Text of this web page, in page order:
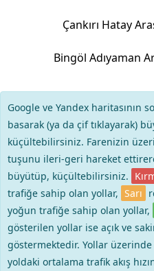
Çankırı Hatay
Bingöl Adıyaman
Google ve Yandex haritasının
basarak (ya da çif tıklayarak)
küçültebilirsiniz. Farenizin
tuşunu ileri-geri hareket
büyütüp, küçültebilirsiniz.
trafiğe sahip olan yollar, Sarı
yoğun trafiğe sahip olan yollar,
gösterilen yollar ise açık ve
göstermektedir. Yollar
yoldaki ortalama trafik akış